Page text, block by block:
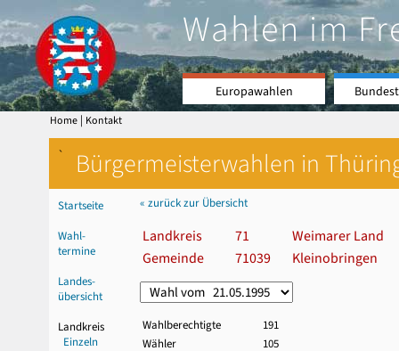
Wahlen im
Europawahlen
Home | Kontakt
` Bürgermeisterwahlen in
Startseite
Wahl-
termine
Landes-
übersicht
Landkreis
Einzeln
« zurück zur Übersicht
Landkreis 71
Weimarer Land
Gemeinde
71039 Kleinobringen
Wahlberechtigte
191
Wähler
105